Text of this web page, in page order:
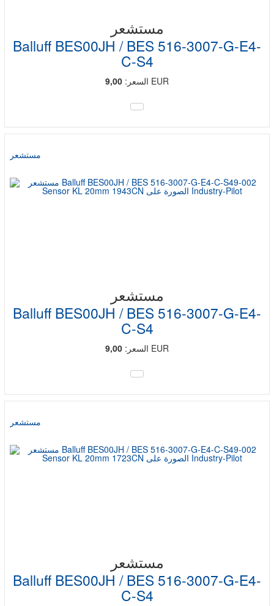
مستشعر
Balluff BES00JH / BES 516-3007-G-E4-
C-S4
السعر: 9,00 EUR
مستشعر
مستشعر
Balluff BES00JH / BES 516-3007-G-E4-
C-S4
السعر: 9,00 EUR
مستشعر
مستشعر
Balluff BES00JH / BES 516-3007-G-E4-
C-S4